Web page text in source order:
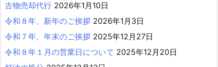
古物売却代行 2026年1月10日
令和８年、新年のご挨拶 2026年1月3日
令和７年、年末のご挨拶 2025年12月27日
令和８年１月の営業日について 2025年12月20日